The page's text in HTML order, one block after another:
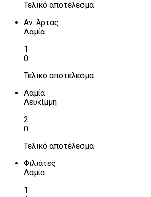
Τελικό αποτέλεσμα
Αν. Άρτας
Λαμία
1
0
Τελικό αποτέλεσμα
Λαμία
Λευκίμμη
2
0
Τελικό αποτέλεσμα
Φιλιάτες
Λαμία
1